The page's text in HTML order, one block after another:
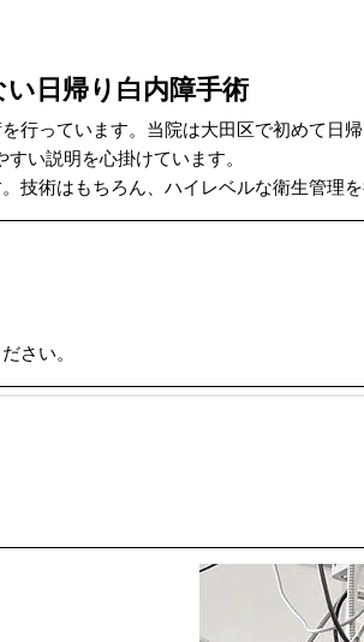
日帰り白内障手術
行っています。当院は大田区で初めて日
い説明を心掛けています。
技術はもちろん、ハイレベルな衛生管理を
さい。